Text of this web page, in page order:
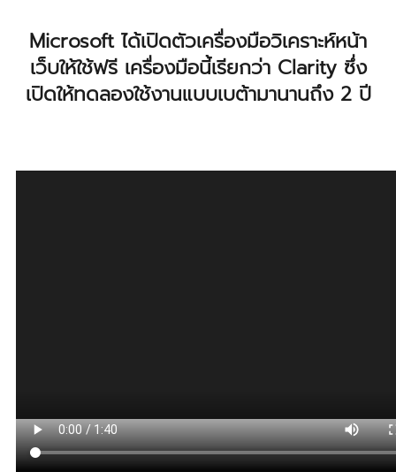
Microsoft ได้เปิดตัวเครื่องมือวิเคราะห์หน้า
เว็บให้ใช้ฟรี เครื่องมือนี้เรียกว่า Clarity ซึ่ง
เปิดให้ทดลองใช้งานแบบเบต้ามานานถึง 2 ปี